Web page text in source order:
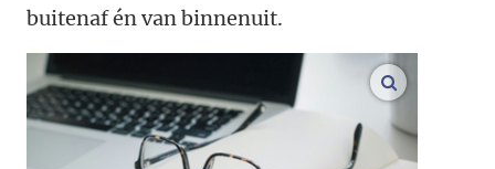
buitenaf én van binnenuit.
open modal